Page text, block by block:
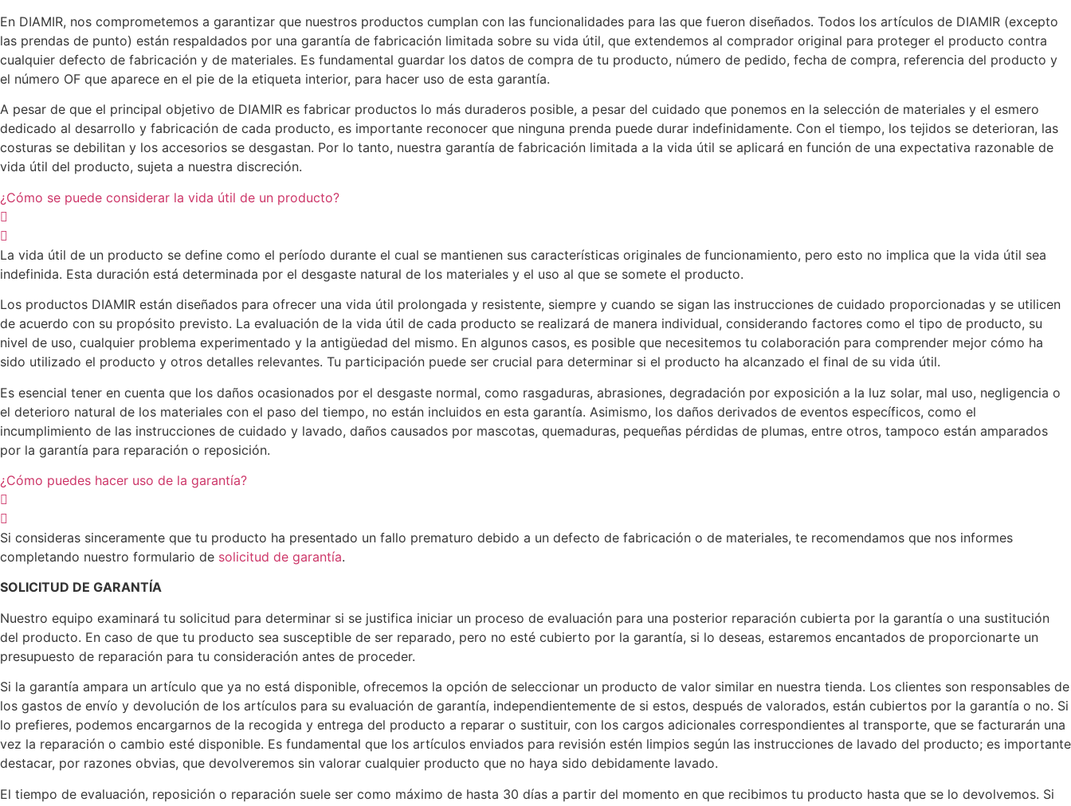
En DIAMIR, nos comprometemos a garantizar que nuestros productos cumplan con las funcionalidades para las que fueron diseñados. Todos los artículos de DIAMIR (excepto
las prendas de punto) están respaldados por una garantía de fabricación limitada sobre su vida útil, que extendemos al comprador original para proteger el producto contra
cualquier defecto de fabricación y de materiales. Es fundamental guardar los datos de compra de tu producto, número de pedido, fecha de compra, referencia del producto y
el número OF que aparece en el pie de la etiqueta interior, para hacer uso de esta garantía.
A pesar de que el principal objetivo de DIAMIR es fabricar productos lo más duraderos posible, a pesar del cuidado que ponemos en la selección de materiales y el esmero
dedicado al desarrollo y fabricación de cada producto, es importante reconocer que ninguna prenda puede durar indefinidamente. Con el tiempo, los tejidos se deterioran, las
costuras se debilitan y los accesorios se desgastan. Por lo tanto, nuestra garantía de fabricación limitada a la vida útil se aplicará en función de una expectativa razonable de
vida útil del producto, sujeta a nuestra discreción.
¿Cómo se puede considerar la vida útil de un producto?
La vida útil de un producto se define como el período durante el cual se mantienen sus características originales de funcionamiento, pero esto no implica que la vida útil sea
indefinida. Esta duración está determinada por el desgaste natural de los materiales y el uso al que se somete el producto.
Los productos DIAMIR están diseñados para ofrecer una vida útil prolongada y resistente, siempre y cuando se sigan las instrucciones de cuidado proporcionadas y se utilicen
de acuerdo con su propósito previsto. La evaluación de la vida útil de cada producto se realizará de manera individual, considerando factores como el tipo de producto, su
nivel de uso, cualquier problema experimentado y la antigüedad del mismo. En algunos casos, es posible que necesitemos tu colaboración para comprender mejor cómo ha
sido utilizado el producto y otros detalles relevantes. Tu participación puede ser crucial para determinar si el producto ha alcanzado el final de su vida útil.
Es esencial tener en cuenta que los daños ocasionados por el desgaste normal, como rasgaduras, abrasiones, degradación por exposición a la luz solar, mal uso, negligencia o
el deterioro natural de los materiales con el paso del tiempo, no están incluidos en esta garantía. Asimismo, los daños derivados de eventos específicos, como el
incumplimiento de las instrucciones de cuidado y lavado, daños causados por mascotas, quemaduras, pequeñas pérdidas de plumas, entre otros, tampoco están amparados
por la garantía para reparación o reposición.
¿Cómo puedes hacer uso de la garantía?
Si consideras sinceramente que tu producto ha presentado un fallo prematuro debido a un defecto de fabricación o de materiales, te recomendamos que nos informes
completando nuestro formulario de solicitud de garantía.
SOLICITUD DE GARANTÍA
Nuestro equipo examinará tu solicitud para determinar si se justifica iniciar un proceso de evaluación para una posterior reparación cubierta por la garantía o una sustitución
del producto. En caso de que tu producto sea susceptible de ser reparado, pero no esté cubierto por la garantía, si lo deseas, estaremos encantados de proporcionarte un
presupuesto de reparación para tu consideración antes de proceder.
Si la garantía ampara un artículo que ya no está disponible, ofrecemos la opción de seleccionar un producto de valor similar en nuestra tienda. Los clientes son responsables de
los gastos de envío y devolución de los artículos para su evaluación de garantía, independientemente de si estos, después de valorados, están cubiertos por la garantía o no. Si
lo prefieres, podemos encargarnos de la recogida y entrega del producto a reparar o sustituir, con los cargos adicionales correspondientes al transporte, que se facturarán una
vez la reparación o cambio esté disponible. Es fundamental que los artículos enviados para revisión estén limpios según las instrucciones de lavado del producto; es importante
destacar, por razones obvias, que devolveremos sin valorar cualquier producto que no haya sido debidamente lavado.
El tiempo de evaluación, reposición o reparación suele ser como máximo de hasta 30 días a partir del momento en que recibimos tu producto hasta que se lo devolvemos. Si